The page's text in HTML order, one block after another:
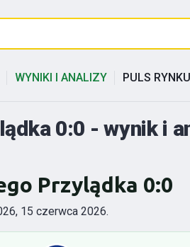
WYNIKI I ANALIZY PULS RYNKU
0:0 - wynik i
Przylądka 0:0
15 czerwca 2026.